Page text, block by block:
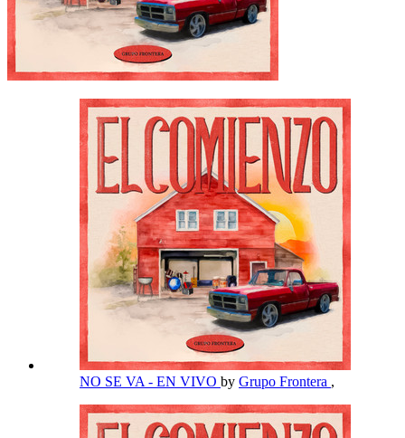
NO SE VA - EN VIVO by Grupo Frontera ,